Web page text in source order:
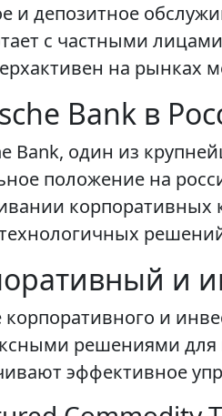
и депозитное
с частными
на рынках
Bank в
Bank, один из
положение на
корпоративных
и
корпоративного и
решениями для
эффективное